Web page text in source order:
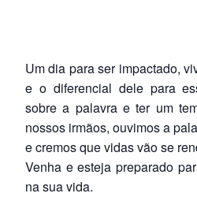
Um dia para ser impactado,
e o diferencial dele para
sobre a palavra e ter um
nossos irmãos, ouvimos a
e cremos que vidas vão se
Venha e esteja preparado
na sua vida.